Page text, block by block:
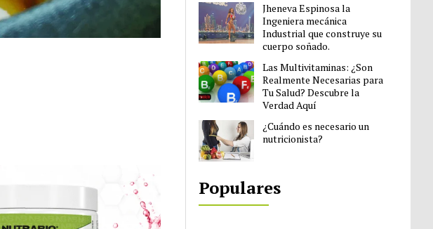
Jheneva Espinosa la
Ingeniera mecánica
Industrial que construye su
cuerpo soñado.
Las Multivitaminas: ¿Son
Realmente Necesarias para
Tu Salud? Descubre la
Verdad Aquí
¿Cuándo es necesario un
nutricionista?
Populares